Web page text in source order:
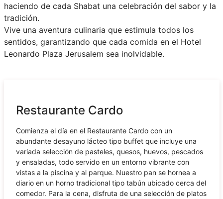
haciendo de cada Shabat una celebración del sabor y la
tradición.
Vive una aventura culinaria que estimula todos los
sentidos, garantizando que cada comida en el Hotel
Leonardo Plaza Jerusalem sea inolvidable.
Restaurante Cardo
Comienza el día en el Restaurante Cardo con un
abundante desayuno lácteo tipo buffet que incluye una
variada selección de pasteles, quesos, huevos, pescados
y ensaladas, todo servido en un entorno vibrante con
vistas a la piscina y al parque. Nuestro pan se hornea a
diario en un horno tradicional tipo tabún ubicado cerca del
comedor. Para la cena, disfruta de una selección de platos